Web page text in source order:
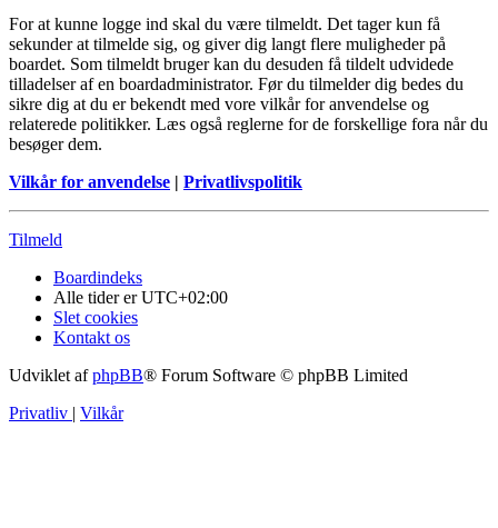
For at kunne logge ind skal du være tilmeldt. Det tager kun få
sekunder at tilmelde sig, og giver dig langt flere muligheder på
boardet. Som tilmeldt bruger kan du desuden få tildelt udvidede
tilladelser af en boardadministrator. Før du tilmelder dig bedes du
sikre dig at du er bekendt med vore vilkår for anvendelse og
relaterede politikker. Læs også reglerne for de forskellige fora når du
besøger dem.
Vilkår for anvendelse | Privatlivspolitik
Tilmeld
Boardindeks
Alle tider erUTC+02:00
Slet cookies
Kontakt os
Udviklet afphpBB® Forum Software © phpBB Limited
Privatliv | Vilkår